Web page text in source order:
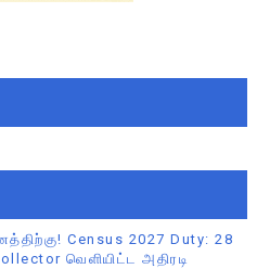
Census 2027 Duty: 28
வெளியிட்ட அதிரடி